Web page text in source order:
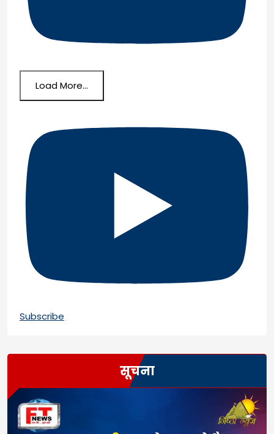
Load More...
Subscribe
सूचना